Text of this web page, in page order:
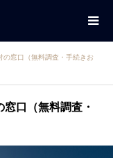
の窓口（無料調査・手続きお
窓口（無料調査・